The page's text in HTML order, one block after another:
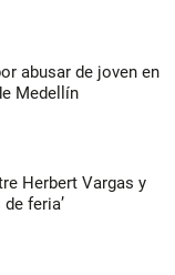
abusar de joven en
Medellín
Herbert Vargas y
feria’